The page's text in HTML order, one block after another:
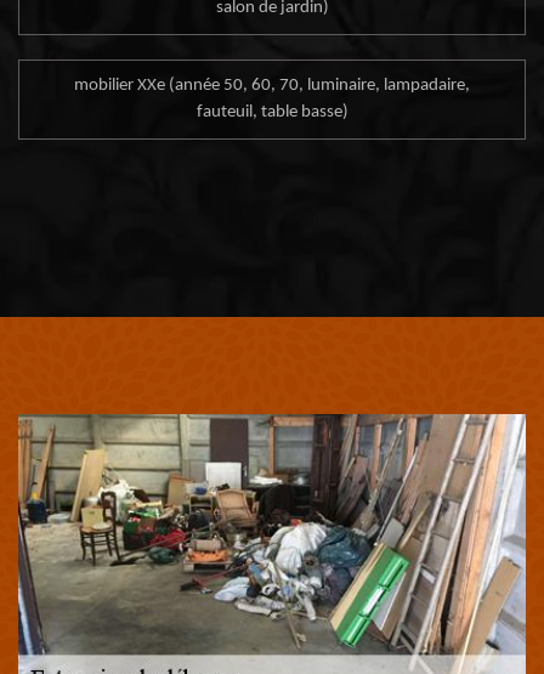
salon de jardin)
mobilier XXe (année 50, 60, 70, luminaire, lampadaire,
fauteuil, table basse)